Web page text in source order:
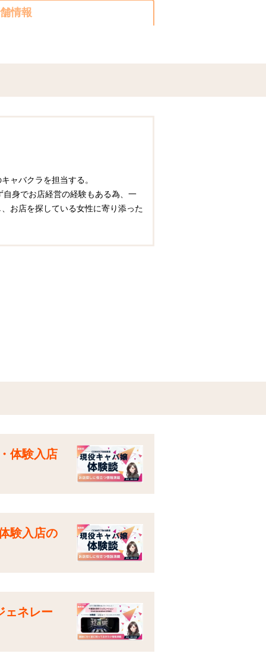
情報
ャバクラを担当する。
身でお店経営の経験もある為、一
お店を探している女性に寄り添った
体験入店
験入店の
ェネレー